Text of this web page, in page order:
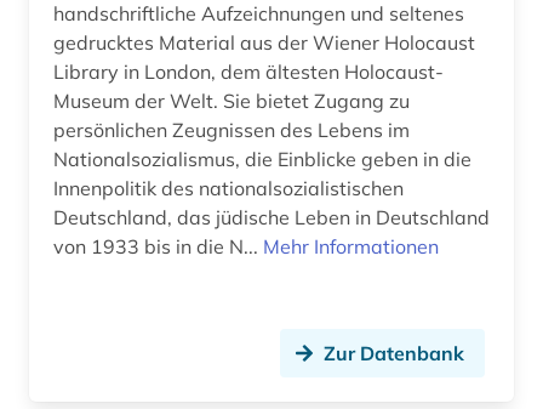
chemie (3)
china (1)
coleoptera (1)
comic (1)
handschriftliche Aufzeichnungen und seltenes
gedrucktes Material aus der Wiener Holocaust
Library in London, dem ältesten Holocaust-
Museum der Welt. Sie bietet Zugang zu
persönlichen Zeugnissen des Lebens im
Nationalsozialismus, die Einblicke geben in die
Innenpolitik des nationalsozialistischen
Deutschland, das jüdische Leben in Deutschland
von 1933 bis in die N... Mehr Informationen
Zur Datenbank